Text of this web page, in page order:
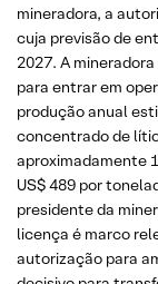
mineradora, a
cuja previsão de
2027. A
para entrar em
produção anual
concentrado de
aproximadamente
US$ 489 por
presidente da
licença é marco
autorização para